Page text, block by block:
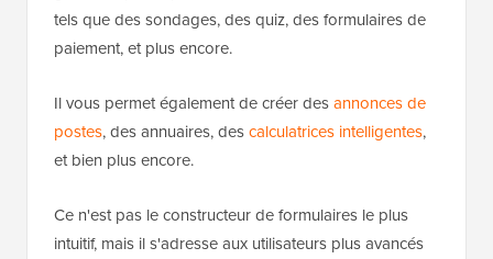
tels que des sondages, des quiz, des formulaires de
paiement, et plus encore.
Il vous permet également de créer desannonces de
postes, des annuaires, descalculatrices intelligentes,
et bien plus encore.
Ce n'est pas le constructeur de formulaires le plus
intuitif, mais il s'adresse aux utilisateurs plus avancés